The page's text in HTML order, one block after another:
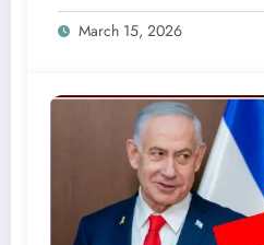
March 15, 2026